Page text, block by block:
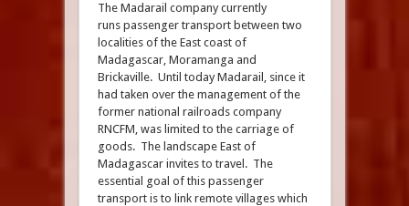
The Madarail company currently
runs passenger transport between two
localities of the East coast of
Madagascar, Moramanga and
Brickaville. Until today Madarail, since it
had taken over the management of the
former national railroads company
RNCFM, was limited to the carriage of
goods. The landscape East of
Madagascar invites to travel. The
essential goal of this passenger
transport is to link remote villages which